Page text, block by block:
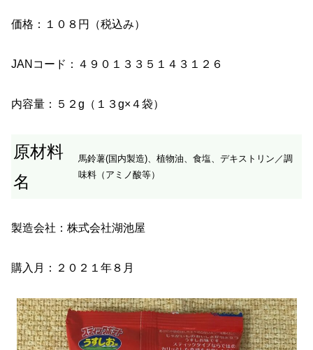
価格：１０８円（税込み）
JANコード：４９０１３３５１４３１２６
内容量：５２g（１３g×４袋）
原材料
名
馬鈴薯(国内製造)、植物油、食塩、デキストリン／調
味料（アミノ酸等）
製造会社：株式会社湖池屋
購入月：２０２１年８月